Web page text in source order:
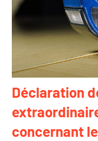
Déclaration
concernant